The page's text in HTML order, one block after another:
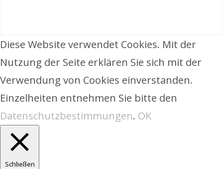
Diese Website verwendet Cookies. Mit der
Nutzung der Seite erklären Sie sich mit der
Verwendung von Cookies einverstanden.
Einzelheiten entnehmen Sie bitte den
Datenschutzbestimmungen. OK
Schließen